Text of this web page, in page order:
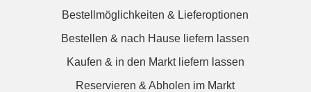
Bestellmöglichkeiten & Lieferoptionen
Bestellen & nach Hause liefern lassen
Kaufen & in den Markt liefern lassen
Reservieren & Abholen im Markt